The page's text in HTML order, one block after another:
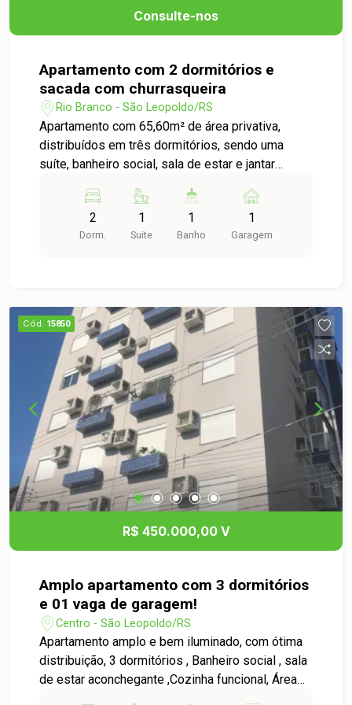
conveniência.
Consulte-nos
Apartamento com 2 dormitórios e
sacada com churrasqueira
Rio Branco - São Leopoldo/RS
Apartamento com 65,60m² de área privativa,
distribuídos em três dormitórios, sendo uma
suíte, banheiro social, sala de estar e jantar
aconchegante sacada com churrasqueira. Um
imóvel moderno, com planta bem planejada que
valoriza cada espaço, proporcionando conforto e
2
Dorm.
1
Suite
1
Banho
1
Garagem
Cód. 15850
R$ 450.000,00 V
Amplo apartamento com 3 dormitórios
e 01 vaga de garagem!
Centro - São Leopoldo/RS
Apartamento amplo e bem iluminado, com ótima
distribuição, 3 dormitórios , Banheiro social , sala
de estar aconchegante ,Cozinha funcional, Área